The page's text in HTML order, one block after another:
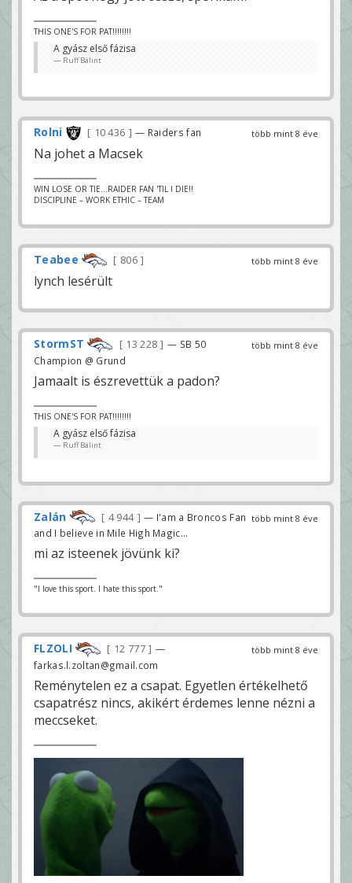
THIS ONE'S FOR PAT!!!!!!!!
A gyász első fázisa
Ruff Bálint
több mint 8 éve
Rolni 10 436 — Raiders fan
Na johet a Macsek
WIN LOSE OR TIE...RAIDER FAN 'TIL I DIE!!
DISCIPLINE – WORK ETHIC – TEAM
több mint 8 éve
Teabee 806
lynch lesérült
több mint 8 éve
StormST 13 228
— SB 50
Champion @ Grund
Jamaalt is észrevettük a padon?
THIS ONE'S FOR PAT!!!!!!!!
A gyász első fázisa
Ruff Bálint
több mint 8 éve
Zalán 4 944
— I'am a Broncos Fan
and I believe in Mile High Magic...
mi az isteenek jövünk ki?
"I love this sport. I hate this sport."
több mint 8 éve
FLZOLI 12 777
—
farkas.l.zoltan@gmail.com
Reménytelen ez a csapat. Egyetlen értékelhető
csapatrész nincs, akikért érdemes lenne nézni a
meccseket.